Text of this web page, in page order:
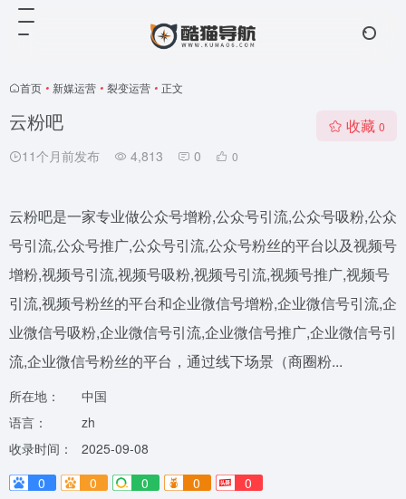
首页 • 新媒运营 • 裂变运营 • 正文
云粉吧
11个月前发布 4,813 0 0
收藏 0
云粉吧是一家专业做公众号增粉,公众号引流,公众号吸粉,公众
号引流,公众号推广,公众号引流,公众号粉丝的平台以及视频号
增粉,视频号引流,视频号吸粉,视频号引流,视频号推广,视频号
引流,视频号粉丝的平台和企业微信号增粉,企业微信号引流,企
业微信号吸粉,企业微信号引流,企业微信号推广,企业微信号引
流,企业微信号粉丝的平台，通过线下场景（商圈粉...
所在地：
中国
语言：
zh
收录时间：
2025-09-08
0
0 0 0 0